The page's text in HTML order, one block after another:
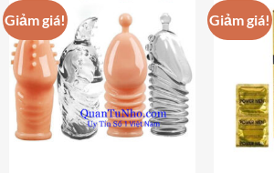
Giảm giá! Giảm giá!